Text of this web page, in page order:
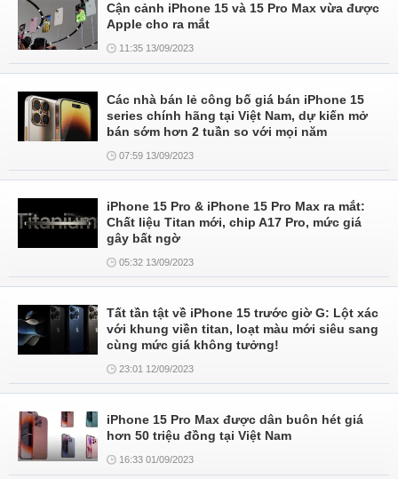
Cận cảnh iPhone 15 và 15 Pro Max vừa được
Apple cho ra mắt
11:35 13/09/2023
Các nhà bán lẻ công bố giá bán iPhone 15
series chính hãng tại Việt Nam, dự kiến mở
bán sớm hơn 2 tuần so với mọi năm
07:59 13/09/2023
iPhone 15 Pro & iPhone 15 Pro Max ra mắt:
Chất liệu Titan mới, chip A17 Pro, mức giá
gây bất ngờ
05:32 13/09/2023
Tất tần tật về iPhone 15 trước giờ G: Lột xác
với khung viền titan, loạt màu mới siêu sang
cùng mức giá không tưởng!
23:01 12/09/2023
iPhone 15 Pro Max được dân buôn hét giá
hơn 50 triệu đồng tại Việt Nam
16:33 01/09/2023